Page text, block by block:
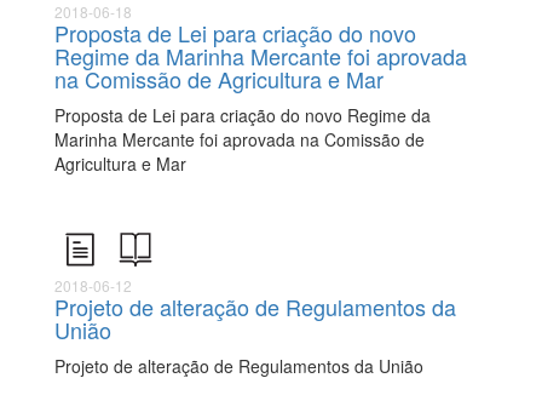
2018-06-18
Proposta de Lei para criação do novo
Regime da Marinha Mercante foi aprovada
na Comissão de Agricultura e Mar
Proposta de Lei para criação do novo Regime da
Marinha Mercante foi aprovada na Comissão de
Agricultura e Mar
2018-06-12
Projeto de alteração de Regulamentos da
União
Projeto de alteração de Regulamentos da União